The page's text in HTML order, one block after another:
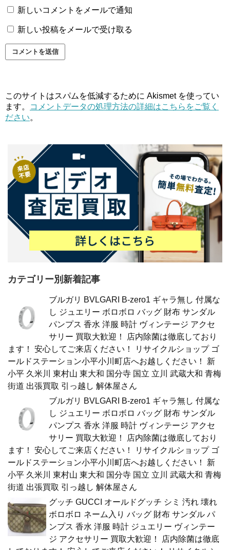
新しいコメントをメールで通知
新しい投稿をメールで受け取る
このサイトはスパムを低減するために Akismet を使ってい
ます。
コメントデータの処理方法の詳細はこちらをご覧く
ださい。
カテゴリー別新着記事
ブルガリ BVLGARI B-zero1 ギャラ無し 付属な
し ジュエリー ボロボロ バッグ 財布 サンダル
パンプス 香水 洋服 時計 ヴィンテージ アクセ
サリー 買取大歓迎！ 店内除菌は徹底しており
ます！ 安心してご来店ください！ リサイクルショップ ゴ
ールドステーション小平小川町店へお越しください！ 新
小平 久米川 東村山 東大和 国分寺 国立 立川 武蔵大和 青梅
街道 出張買取 引っ越し 解体屋さん
ブルガリ BVLGARI B-zero1 ギャラ無し 付属な
し ジュエリー ボロボロ バッグ 財布 サンダル
パンプス 香水 洋服 時計 ヴィンテージ アクセ
サリー 買取大歓迎！ 店内除菌は徹底しており
ます！ 安心してご来店ください！ リサイクルショップ ゴ
ールドステーション小平小川町店へお越しください！ 新
小平 久米川 東村山 東大和 国分寺 国立 立川 武蔵大和 青梅
街道 出張買取 引っ越し 解体屋さん
グッチ GUCCI オールドグッチ シミ 汚れ 壊れ
ボロボロ ネーム入り バッグ 財布 サンダル パ
ンプス 香水 洋服 時計 ジュエリー ヴィンテー
ジ アクセサリー 買取大歓迎！ 店内除菌は徹底